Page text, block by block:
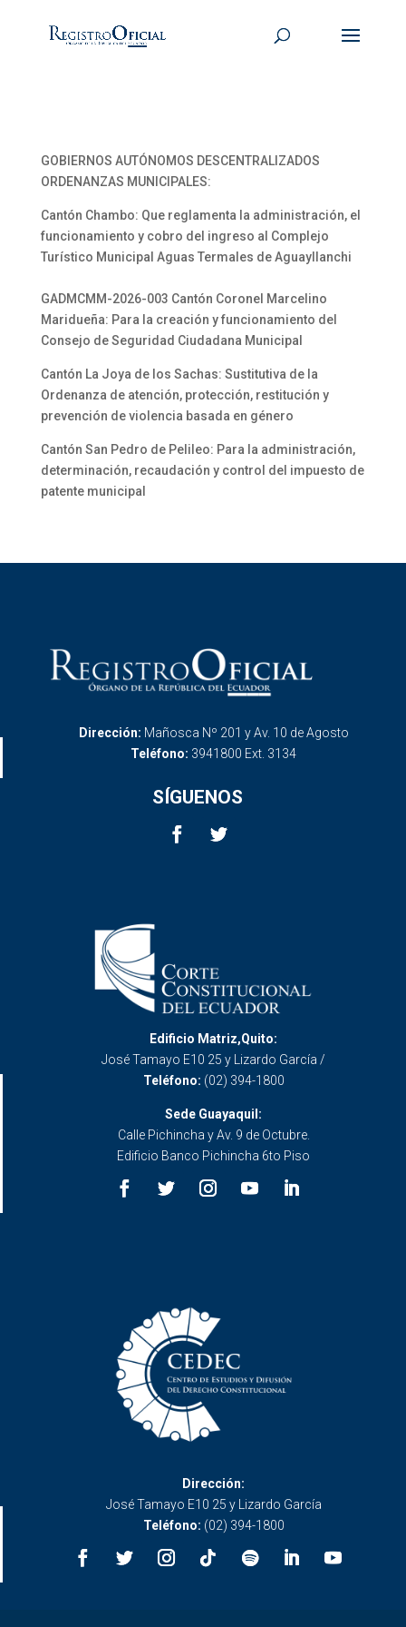
GOBIERNOS AUTÓNOMOS DESCENTRALIZADOS
ORDENANZAS MUNICIPALES:
Cantón Chambo: Que reglamenta la administración, el
funcionamiento y cobro del ingreso al Complejo
Turístico Municipal Aguas Termales de Aguayllanchi
GADMCMM-2026-003 Cantón Coronel Marcelino
Maridueña: Para la creación y funcionamiento del
Consejo de Seguridad Ciudadana Municipal
Cantón La Joya de los Sachas: Sustitutiva de la
Ordenanza de atención, protección, restitución y
prevención de violencia basada en género
Cantón San Pedro de Pelileo: Para la administración,
determinación, recaudación y control del impuesto de
patente municipal
Dirección: Mañosca Nº 201 y Av. 10 de Agosto
Teléfono: 3941800 Ext. 3134
SÍGUENOS
Edificio Matriz,Quito:
José Tamayo E10 25 y Lizardo García /
Teléfono: (02) 394-1800
Sede Guayaquil:
Calle Pichincha y Av. 9 de Octubre.
Edificio Banco Pichincha 6to Piso
Dirección:
José Tamayo E10 25 y Lizardo García
Teléfono: (02) 394-1800